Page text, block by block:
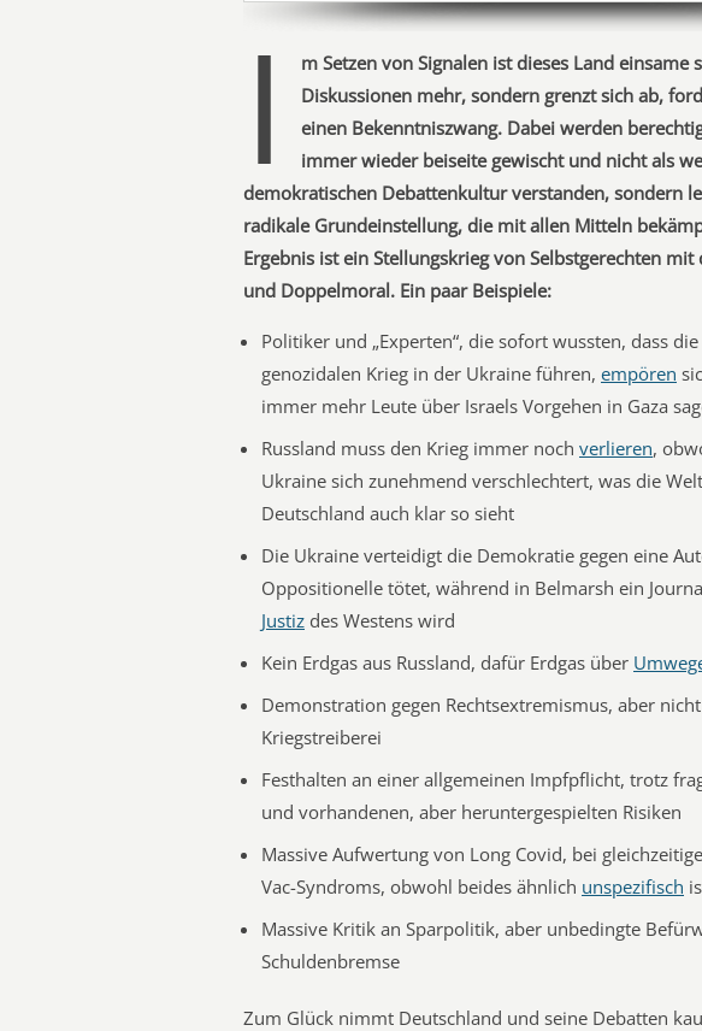
I
m Setzen von Signalen ist dieses Land einsame
Diskussionen mehr, sondern grenzt sich ab,
einen Bekenntniszwang. Dabei werden
immer wieder beiseite gewischt und nicht als
demokratischen Debattenkultur verstanden, sondern
radikale Grundeinstellung, die mit allen Mitteln
Ergebnis ist ein Stellungskrieg von Selbstgerechten
und Doppelmoral. Ein paar Beispiele:
Politiker und „Experten“, die sofort wussten, dass die
genozidalen Krieg in der Ukraine führen, empören
immer mehr Leute über Israels Vorgehen in Gaza
Russland muss den Krieg immer noch verlieren,
Ukraine sich zunehmend verschlechtert, was die
Deutschland auch klar so sieht
Die Ukraine verteidigt die Demokratie gegen eine
Oppositionelle tötet, während in Belmarsh ein
Justiz des Westens wird
Kein Erdgas aus Russland, dafür Erdgas über
Demonstration gegen Rechtsextremismus, aber
Kriegstreiberei
Festhalten an einer allgemeinen Impfpflicht, trotz
und vorhandenen, aber heruntergespielten Risiken
Massive Aufwertung von Long Covid, bei
Vac-Syndroms, obwohl beides ähnlich unspezifisch
Massive Kritik an Sparpolitik, aber unbedingte
Schuldenbremse
Zum Glück nimmt Deutschland und seine Debatten